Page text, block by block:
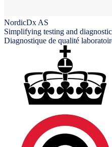
NordicDx AS
Simplifying testing and
Diagnostique de qualité